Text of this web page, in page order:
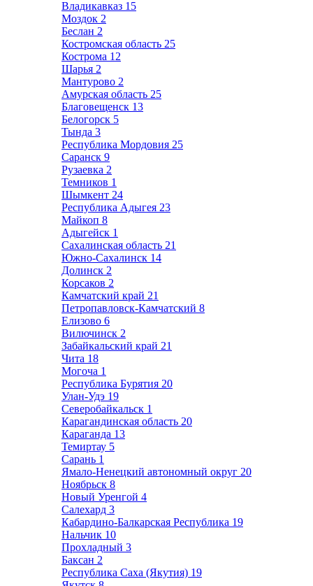
Владикавказ 15
Моздок 2
Беслан 2
Костромская область 25
Кострома 12
Шарья 2
Мантурово 2
Амурская область 25
Благовещенск 13
Белогорск 5
Тында 3
Республика Мордовия 25
Саранск 9
Рузаевка 2
Темников 1
Шымкент 24
Республика Адыгея 23
Майкоп 8
Адыгейск 1
Сахалинская область 21
Южно-Сахалинск 14
Долинск 2
Корсаков 2
Камчатский край 21
Петропавловск-Камчатский 8
Елизово 6
Вилючинск 2
Забайкальский край 21
Чита 18
Могоча 1
Республика Бурятия 20
Улан-Удэ 19
Северобайкальск 1
Карагандинская область 20
Караганда 13
Темиртау 5
Сарань 1
Ямало-Ненецкий автономный округ 20
Ноябрьск 8
Новый Уренгой 4
Салехард 3
Кабардино-Балкарская Республика 19
Нальчик 10
Прохладный 3
Баксан 2
Республика Саха (Якутия) 19